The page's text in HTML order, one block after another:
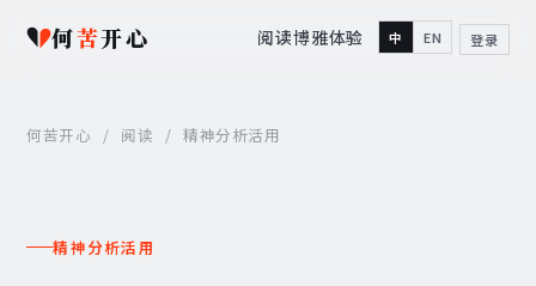
何苦开心 阅读博雅体验 中 EN 登录
何苦开心 / 阅读 / 精神分析活用
精神分析活用